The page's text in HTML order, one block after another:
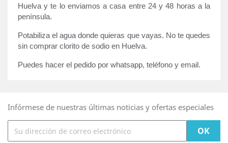
Huelva y te lo enviamos a casa entre 24 y 48 horas a la
península.
Potabiliza el agua donde quieras que vayas. No te quedes
sin comprar clorito de sodio en Huelva.
Puedes hacer el pedido por whatsapp, teléfono y email.
Infórmese de nuestras últimas noticias y ofertas especiales